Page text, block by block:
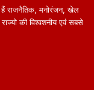
हैं राजनैतिक, मनोरंजन, खेल
की विश्वशनीय एवं सबसे